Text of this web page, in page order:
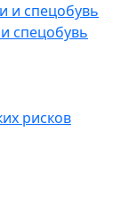
и спецобувь
спецобувь
рисков